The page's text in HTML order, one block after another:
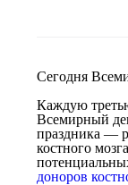
Сегодня
Каждую
Всемирный
праздника —
костного
доноров